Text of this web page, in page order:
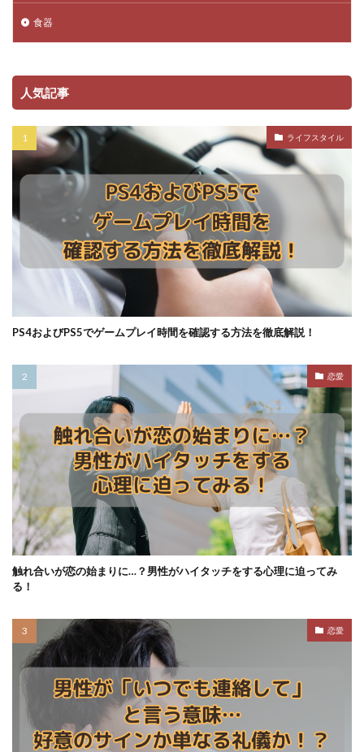
食器
人気記事
ライフスタイル
PS4およびPS5でゲームプレイ時間を確認する方法を徹底解説！
恋愛
触れ合いが恋の始まりに…？男性がハイタッチをする心理に迫ってみ
る！
恋愛